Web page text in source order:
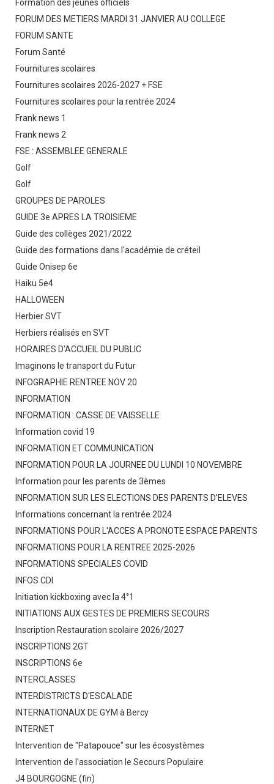
Formation des jeunes officiels
FORUM DES METIERS MARDI 31 JANVIER AU COLLEGE
FORUM SANTE
Forum Santé
Fournitures scolaires
Fournitures scolaires 2026-2027 + FSE
Fournitures scolaires pour la rentrée 2024
Frank news 1
Frank news 2
FSE : ASSEMBLEE GENERALE
Golf
Golf
GROUPES DE PAROLES
GUIDE 3e APRES LA TROISIEME
Guide des collèges 2021/2022
Guide des formations dans l'académie de créteil
Guide Onisep 6e
Haiku 5e4
HALLOWEEN
Herbier SVT
Herbiers réalisés en SVT
HORAIRES D'ACCUEIL DU PUBLIC
Imaginons le transport du Futur
INFOGRAPHIE RENTREE NOV 20
INFORMATION
INFORMATION : CASSE DE VAISSELLE
Information covid 19
INFORMATION ET COMMUNICATION
INFORMATION POUR LA JOURNEE DU LUNDI 10 NOVEMBRE
Information pour les parents de 3èmes
INFORMATION SUR LES ELECTIONS DES PARENTS D'ELEVES
Informations concernant la rentrée 2024
INFORMATIONS POUR L'ACCES A PRONOTE ESPACE PARENTS
INFORMATIONS POUR LA RENTREE 2025-2026
INFORMATIONS SPECIALES COVID
INFOS CDI
Initiation kickboxing avec la 4°1
INITIATIONS AUX GESTES DE PREMIERS SECOURS
Inscription Restauration scolaire 2026/2027
INSCRIPTIONS 2GT
INSCRIPTIONS 6e
INTERCLASSES
INTERDISTRICTS D'ESCALADE
INTERNATIONAUX DE GYM à Bercy
INTERNET
Intervention de "Patapouce" sur les écosystèmes
Intervention de l'association le Secours Populaire
J4 BOURGOGNE (fin)